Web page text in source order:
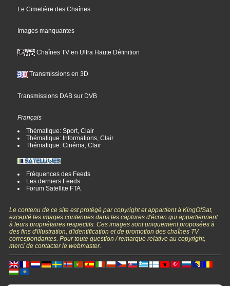
Le Cimetière des Chaînes
Images manquantes
Chaînes TV en Ultra Haute Définition
Transmissions en 3D
Transmissions DAB sur DVB
Français
Thématique: Sport, Clair
Thématique: Informations, Clair
Thématique: Cinéma, Clair
Fréquences des Feeds
Les derniers Feeds
Forum Satellite FTA
Le contenu de ce site est protégé par copyright et appartient à KingOfSat,
excepté les images contenues dans les captures d'écran qui appartiennent
à leurs propriétaires respectifs. Ces images sont uniquement proposées à
des fins d'illustration, d'identification et de promotion des chaînes TV
correspondantes. Pour toute question / remarque relative au copyright,
merci de contacter le webmaster.